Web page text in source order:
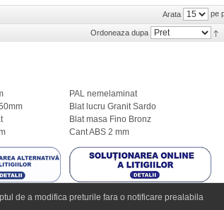
Arata pe
Ordoneaza dupa
PAL nemelaminat
Blat lucru Granit Sardo
Blat masa Fino Bronz
Cant ABS 2 mm
de a modifica preturile fara o notificare prealabila